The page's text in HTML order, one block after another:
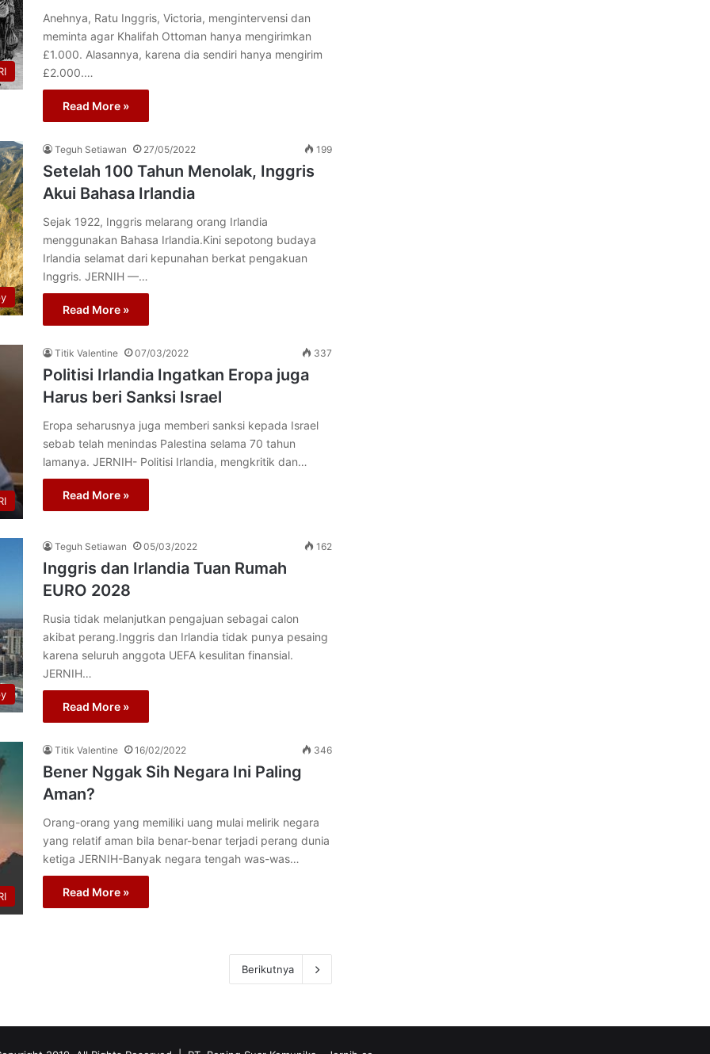
Anehnya, Ratu Inggris, Victoria, mengintervensi dan
meminta agar Khalifah Ottoman hanya mengirimkan
£1.000. Alasannya, karena dia sendiri hanya mengirim
£2.000.…
Read More »
Teguh Setiawan 27/05/2022 199
Setelah 100 Tahun Menolak, Inggris
Akui Bahasa Irlandia
Sejak 1922, Inggris melarang orang Irlandia
menggunakan Bahasa Irlandia.Kini sepotong budaya
Irlandia selamat dari kepunahan berkat pengakuan
Inggris. JERNIH —…
Read More »
Titik Valentine 07/03/2022 337
Politisi Irlandia Ingatkan Eropa juga
Harus beri Sanksi Israel
Eropa seharusnya juga memberi sanksi kepada Israel
sebab telah menindas Palestina selama 70 tahun
lamanya. JERNIH- Politisi Irlandia, mengkritik dan…
Read More »
Teguh Setiawan 05/03/2022 162
Inggris dan Irlandia Tuan Rumah
EURO 2028
Rusia tidak melanjutkan pengajuan sebagai calon
akibat perang.Inggris dan Irlandia tidak punya pesaing
karena seluruh anggota UEFA kesulitan finansial.
JERNIH…
Read More »
Titik Valentine 16/02/2022 346
Bener Nggak Sih Negara Ini Paling
Aman?
Orang-orang yang memiliki uang mulai melirik negara
yang relatif aman bila benar-benar terjadi perang dunia
ketiga JERNIH-Banyak negara tengah was-was…
Read More »
Berikutnya